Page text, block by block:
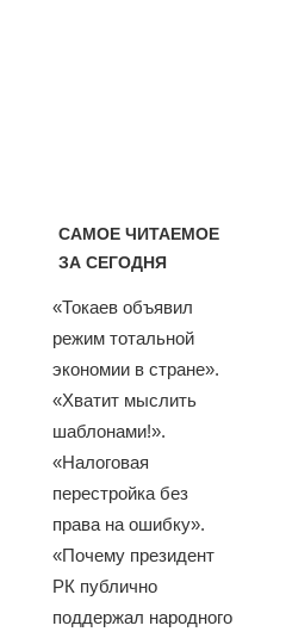
САМОЕ ЧИТАЕМОЕ
ЗА СЕГОДНЯ
«Токаев объявил
режим тотальной
экономии в стране».
«Хватит мыслить
шаблонами!».
«Налоговая
перестройка без
права на ошибку».
«Почему президент
РК публично
поддержал народного